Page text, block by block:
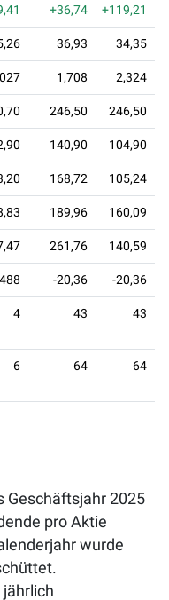
+36,74 +119,21
36,93 34,35
1,708 2,324
246,50 246,50
140,90 104,90
168,72 105,24
189,96 160,09
261,76 140,59
-20,36 -20,36
4 43 43
6 64 64
Geschäftsjahr 2025
pro Aktie
wurde